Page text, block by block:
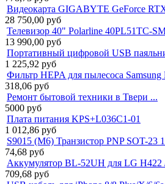
Видеокарта GIGABYTE GeForce
28 750,00 руб
Телевизор 40" Polarline 40PL51TC-
13 990,00 руб
Портативный цифровой USB
1 225,92 руб
Фильтр HEPA для пылесоса
318,06 руб
Ремонт бытовой техники в Твери ...
5000 руб
Плата питания KPS+L036C1-01
1 012,86 руб
S9015 (M6) Транзистор PNP SOT-23
74,68 руб
Аккумулятор BL-52UH для LG H422
709,68 руб